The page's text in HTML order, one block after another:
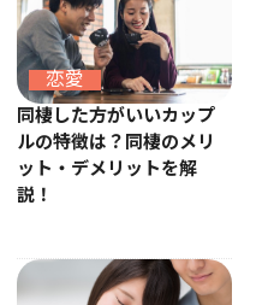
恋愛
同棲した方がいいカップ
ルの特徴は？同棲のメリ
ット・デメリットを解
説！